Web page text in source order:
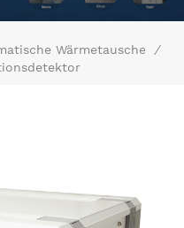
Wärmetauscher
/